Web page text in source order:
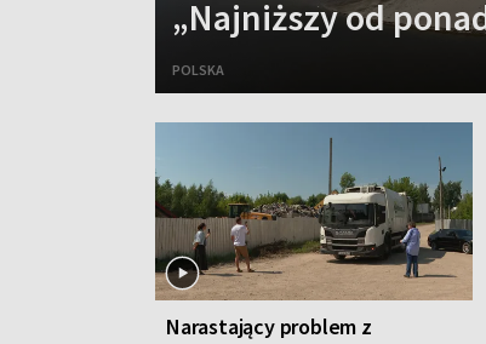
„Najniższy od
POLSKA
Narastający problem z